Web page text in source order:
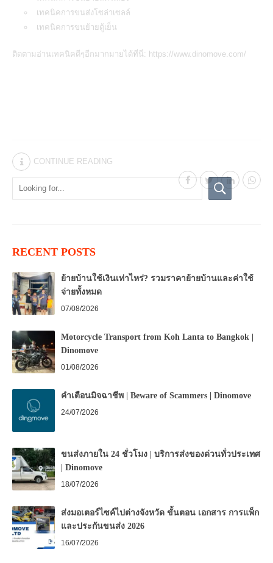
เทคนิคการขนส่งโซล่าเซลล์
เทคนิคการขนย้ายตู้เย็น
ติดตามอ่านเทคนิคดีๆอีกมากมายได้ที่นี่: https://www.dinomove.com/
CONTINUE READING
RECENT POSTS
ย้ายบ้านใช้เงินเท่าไหร่? รวมราคาย้ายบ้านและค่าใช้
จ่ายทั้งหมด
07/08/2026
Motorcycle Transport from Koh Lanta to Bangkok |
Dinomove
01/08/2026
คำเตือนมิจฉาชีพ | Beware of Scammers | Dinomove
24/07/2026
ขนส่งภายใน 24 ชั่วโมง | บริการส่งของด่วนทั่วประเทศ
| Dinomove
18/07/2026
ส่งมอเตอร์ไซค์ไปต่างจังหวัด ขั้นตอน เอกสาร การแพ็ก
และประกันขนส่ง 2026
16/07/2026